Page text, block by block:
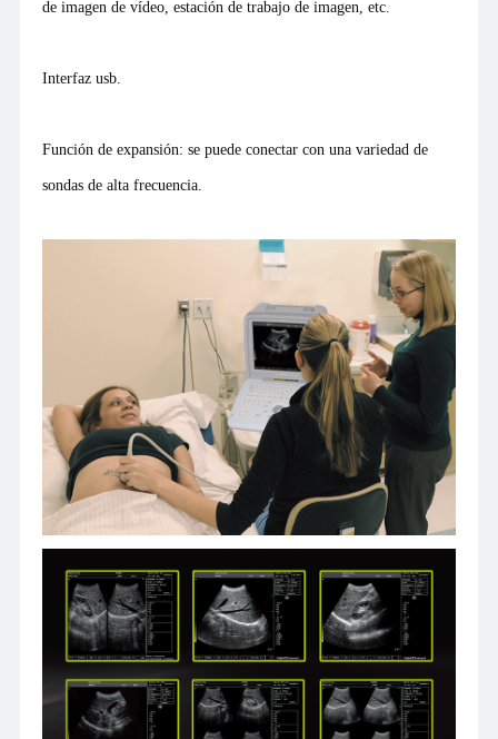
de imagen de vídeo, estación de trabajo de imagen, etc.
Interfaz usb.
Función de expansión: se puede conectar con una variedad de
sondas de alta frecuencia.